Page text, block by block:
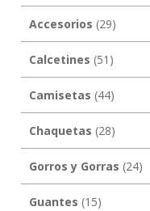
Accesorios (29)
Calcetines (51)
Camisetas (44)
Chaquetas (28)
Gorros y Gorras (24)
Guantes (15)